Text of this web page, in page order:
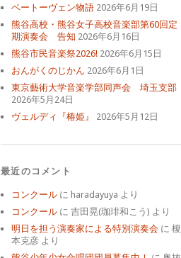
ベートーヴェン物語 2026年6月19日
熊谷高校・熊谷女子高校音楽部第60回定
期演奏会 告知 2026年6月16日
熊谷市民音楽祭2026! 2026年6月15日
おんがくのじかん 2026年6月1日
東京藝術大学音楽学部同声会 埼玉支部
2026年5月24日
ヴェルディ『椿姫』
2026年5月12日
最近のコメント
コンクール に haradayuya より
コンクール に 吉田晃(珈琲和こう) より
明日を担う演奏家による特別演奏会 に 榎
本克彦 より